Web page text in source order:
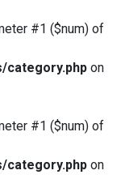
#1 ($num) of
category.php on
#1 ($num) of
category.php on